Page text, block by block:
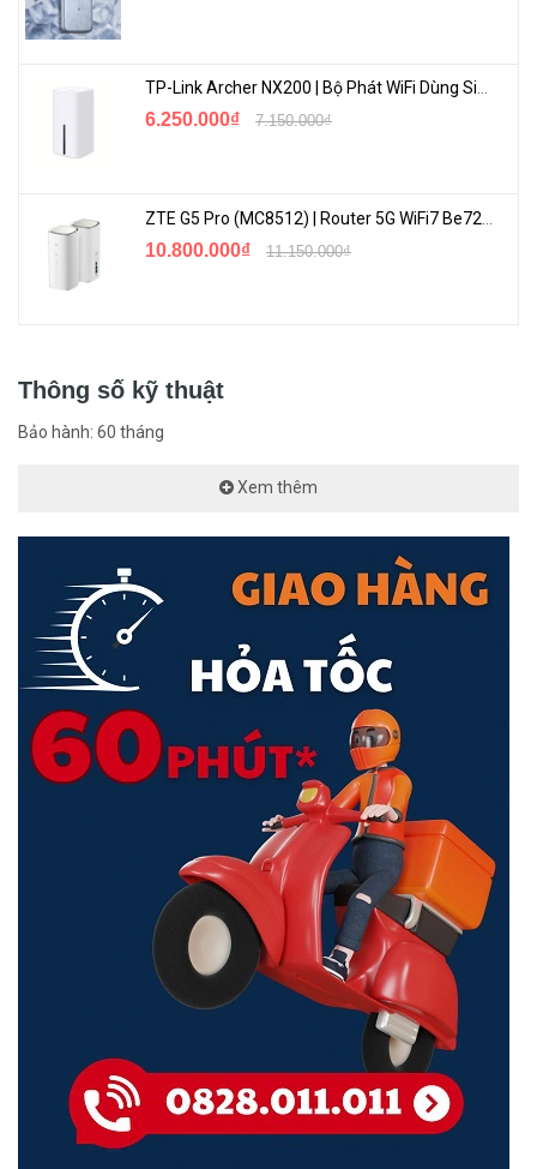
một cách thuận tiện và linh hoạt để phân chia các VLAN, cho phép
bạn gán các cổng cho các VLAN khác nhau khi cần. Người dùng
trong các VLAN khác nhau không ảnh hưởng lẫn nhau, tạo ra một
Bảo vệ chống sét lan truyền Đảm bảo tính ổn định của sản phẩm
Khả năng chống sét lan truyền 6KV của cổng giúp giảm khả năng bị
hỏng do sóng tăng và cải thiện độ ổn định mạng của khách hàng.
MANET cho các công tắc cho phép quản lý dự án một bước
RG-NBS3100 có thể lấy địa chỉ IP tự động từ cổng và kết nối với
mạng bên ngoài mà không cần cấu hình. Nó cũng hỗ trợ MANET
cho các thiết bị chuyển mạch. Người dùng có thể quét mã QR của
bất kỳ công tắc nào trong mạng bằng ứng dụng Ruijie Cloud để tự
động thêm tất cả các công tắc trong mạng vào dự án.
Nhiều chính sách bảo vệ hệ thống mạng của bạn
Ruijie hỗ trợ thiết bị có thể cảnh báo khi xuất hiện dấu hiệu tấn công
hay không an toàn về an ninh mạng có thể ảnh hưởng đến hệ thống
mạng của bạn, qua đó phát ra thông báo cảnh báo lẫn cô lập thiết
bị ra khỏi hệ thống mạng của bạn để phòng chống tấn công hệ
thống mạng của bạn.
6.250.000₫ 7.150.000₫
10.800.000₫ 11.150.000₫
Thông số kỹ thuật
Bảo hành: 60 tháng
Xem thêm